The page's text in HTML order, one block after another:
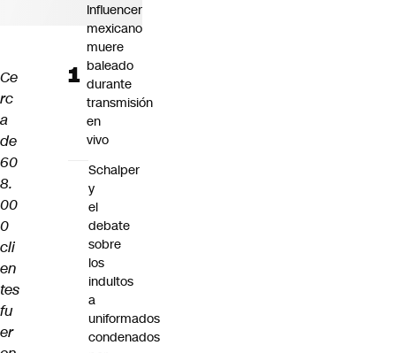
Ce
rc
a
de
60
8.
00
0
cli
en
tes
fu
er
Influencer
mexicano
muere
baleado
durante
transmisión
en
vivo
Schalper
y
el
debate
sobre
los
indultos
a
uniformados
condenados